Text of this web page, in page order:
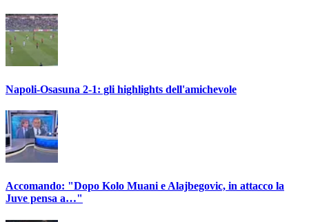
Napoli-Osasuna 2-1: gli highlights dell'amichevole
Accomando: "Dopo Kolo Muani e Alajbegovic, in attacco la
Juve pensa a…"